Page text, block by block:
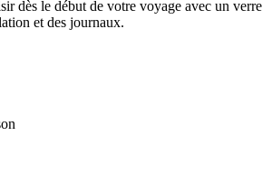
dès le début de votre voyage avec un verre
et des journaux.